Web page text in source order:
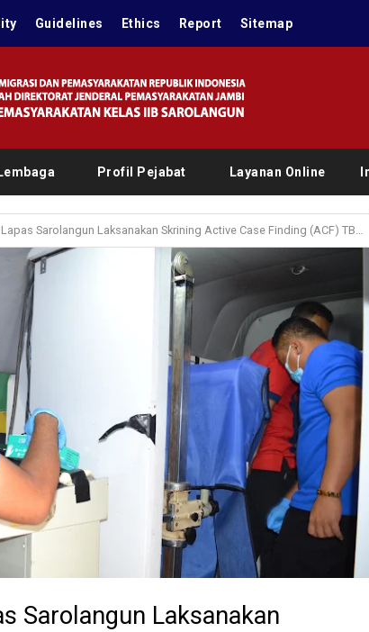
Guidelines Ethics Report Sitemap
Profil Pejabat Layanan Online
Laksanakan Skrining Active Case Finding (ACF) TBC dan Intervensi Chest X-Ray Bagi Warga Binaan
Sarolangun Laksanakan